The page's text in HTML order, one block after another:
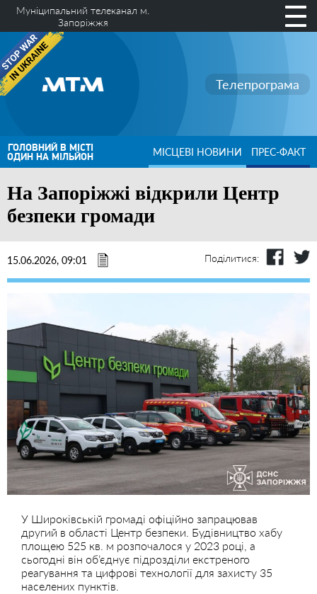
Муніципальний телеканал м.
Запоріжжя
Телепрограма
ГОЛОВНИЙ В МІСТІ
ОДИН НА МІЛЬЙОН МІСЦЕВІ НОВИНИ ПРЕС-ФАКТ
На Запоріжжі відкрили Центр
безпеки громади
15.06.2026, 09:01 Поділитися:
У Широківській громаді офіційно запрацював
другий в області Центр безпеки. Будівництво хабу
площею 525 кв. м розпочалося у 2023 році, а
сьогодні він об’єднує підрозділи екстреного
реагування та цифрові технології для захисту 35
населених пунктів.